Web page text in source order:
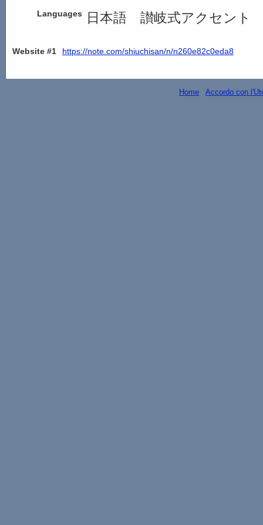
Languages 日本語 讃岐式アクセント
Website #1 https://note.com/shiuchisan/n/n260e82c0eda8
Home - Accordo con